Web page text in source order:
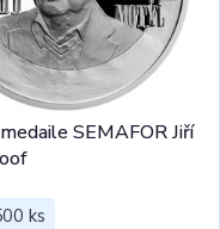
SEMAFOR Jiří
ks